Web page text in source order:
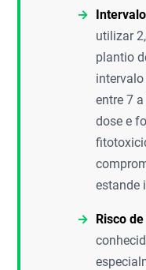
utilizar
plantio
entre 7
dose e
estande
Risco